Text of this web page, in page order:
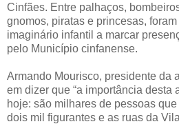
Cinfães. Entre palhaços,
gnomos, piratas e princesas,
imaginário infantil a marcar
pelo Município cinfanense.
Armando Mourisco, presidente da
em dizer que “a importância desta
hoje: são milhares de pessoas
dois mil figurantes e as ruas da